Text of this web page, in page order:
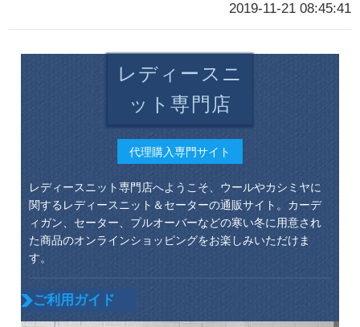
2019-11-21 08:45:41
レディースニ
ット専門店
代理購入専門サイト
レディースニット専門店へようこそ、ウールやカシミヤに
関するレディースニット＆セーターの通販サイト。カーデ
ィガン、セーター、プルオーバーなどの寒い冬に用意され
た商品のオンラインショッピングをお楽しみいただけま
す。
ご利用ガイド